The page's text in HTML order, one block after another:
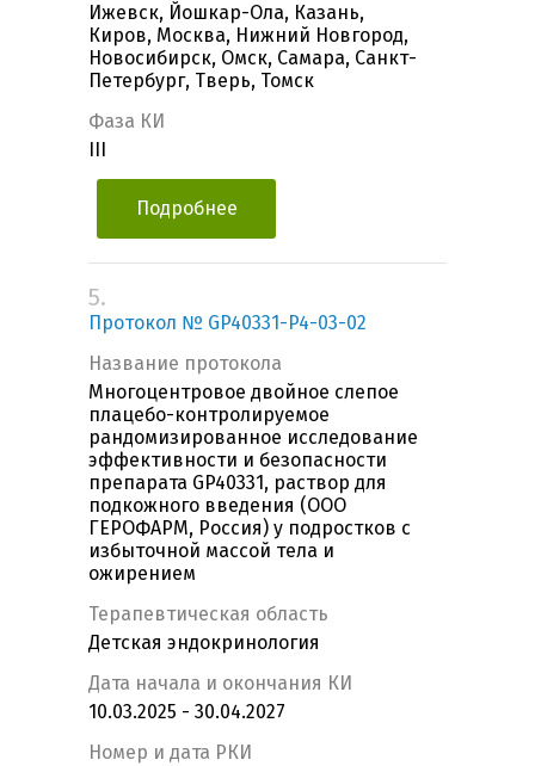
Ижевск, Йошкар-Ола, Казань,
Киров, Москва, Нижний Новгород,
Новосибирск, Омск, Самара, Санкт-
Петербург, Тверь, Томск
Фаза КИ
Подробнее
5.
Протокол № GP40331-P4-03-02
Название протокола
Многоцентровое двойное слепое
плацебо-контролируемое
рандомизированное исследование
эффективности и безопасности
препарата GP40331, раствор для
подкожного введения (ООО
ГЕРОФАРМ, Россия) у подростков с
избыточной массой тела и
ожирением
Терапевтическая область
Детская эндокринология
Дата начала и окончания КИ
10.03.2025 - 30.04.2027
Номер и дата РКИ